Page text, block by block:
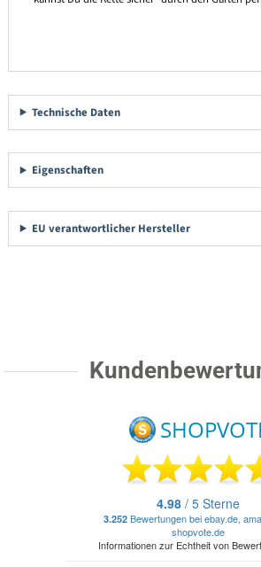
Technische Daten
Eigenschaften
EU verantwortlicher Hersteller